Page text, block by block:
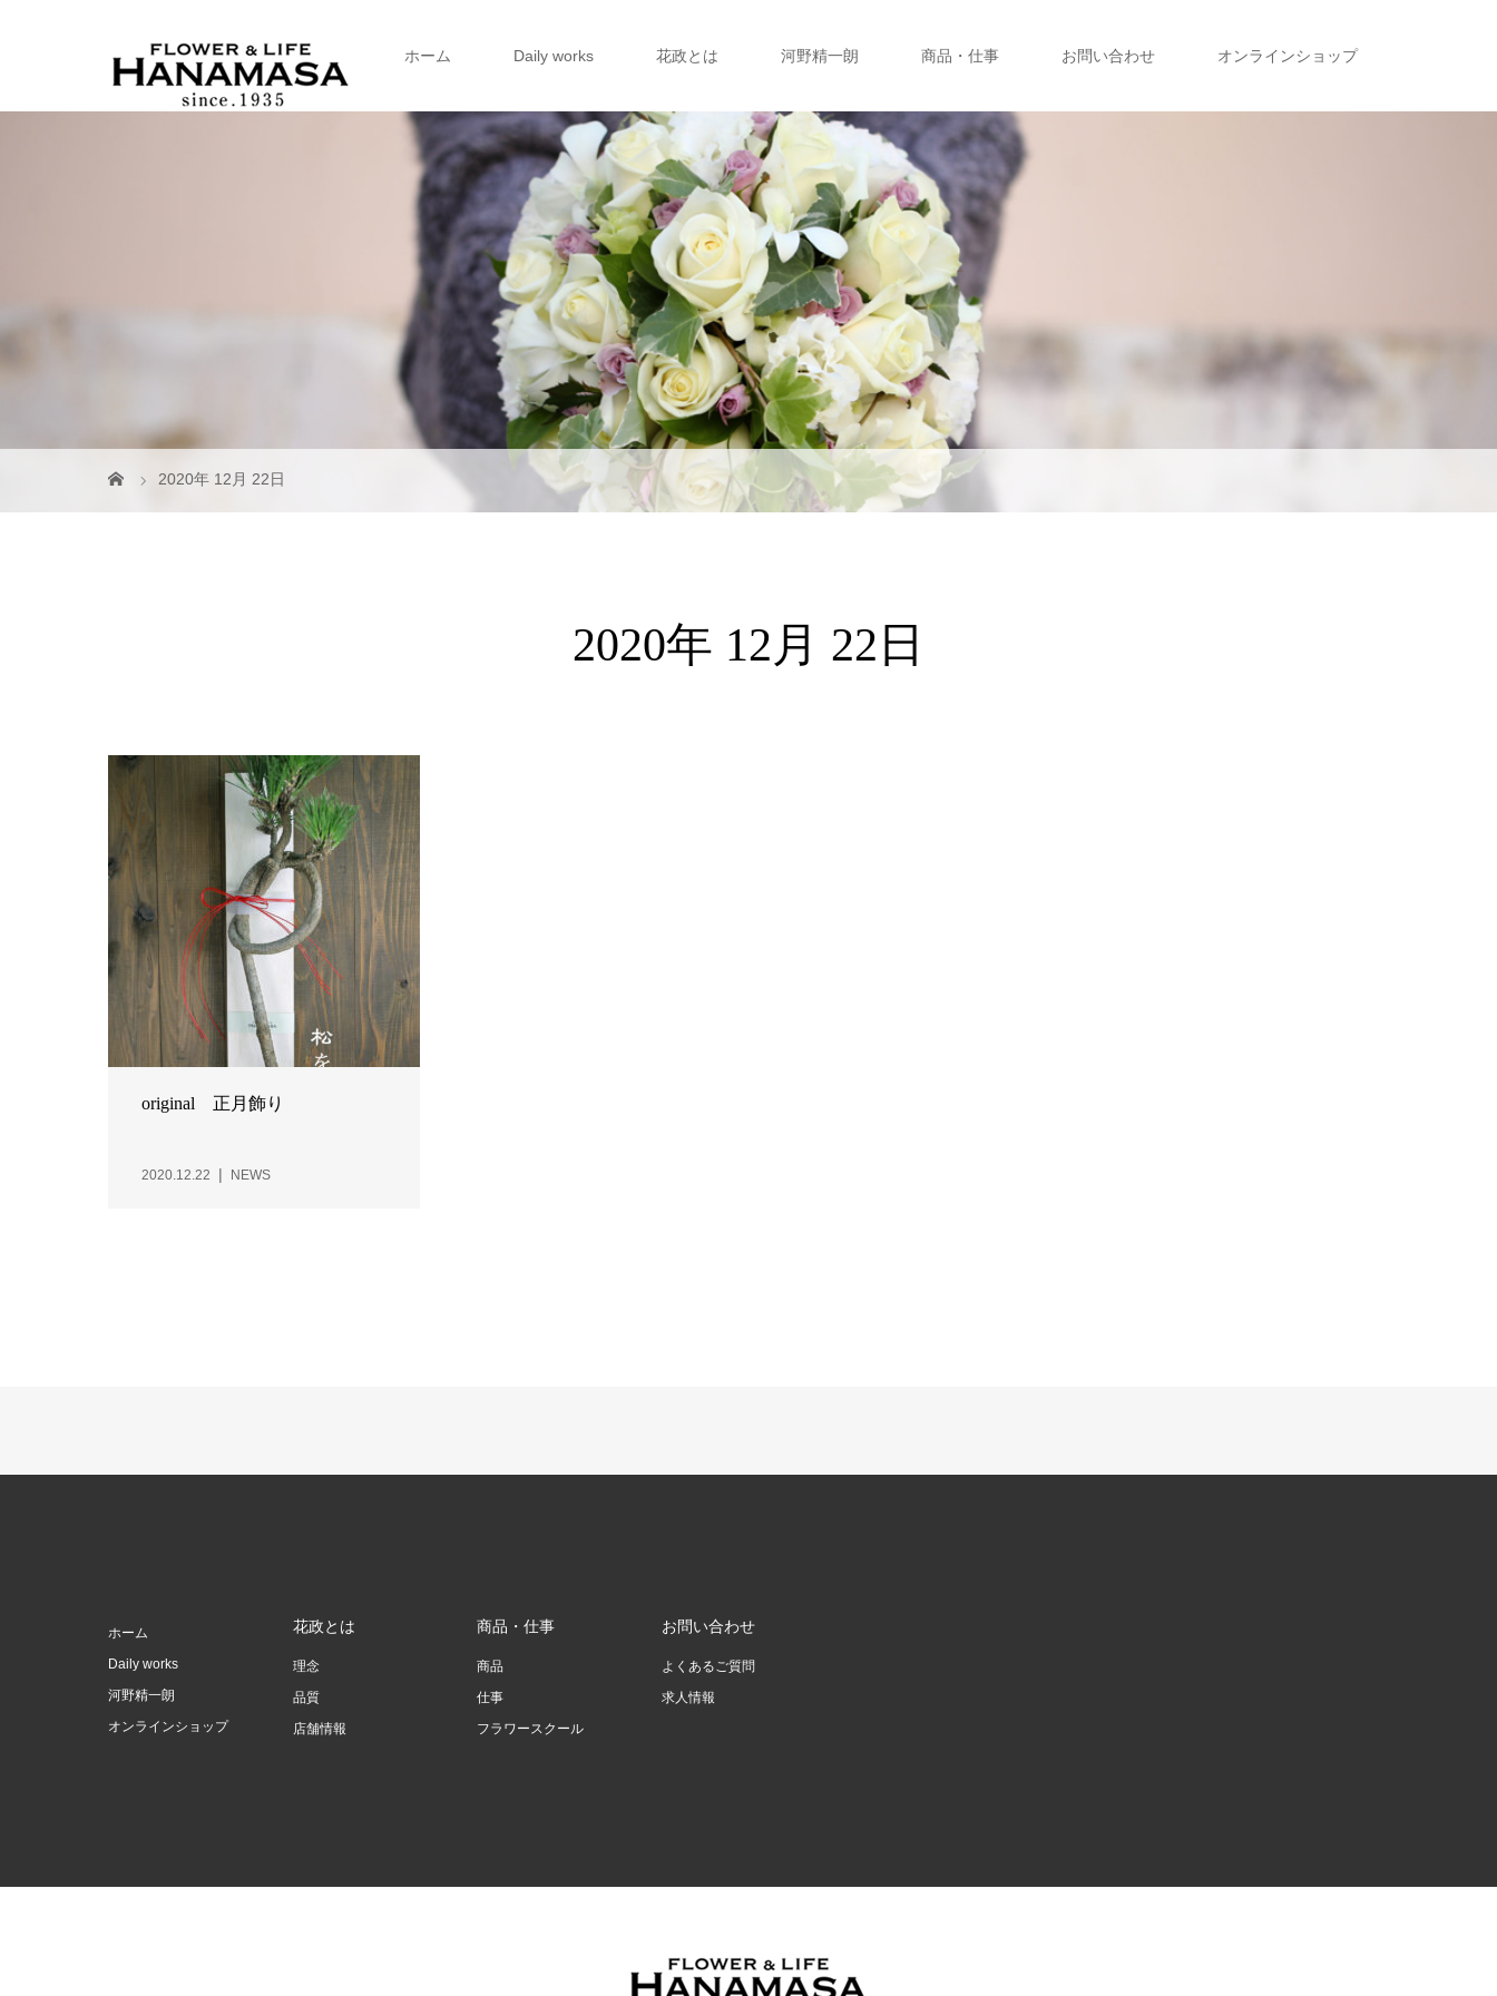
ホーム Daily works 花政とは 河野精一朗 商品・仕事 お問い合わせ オンラインショップ
2020年 12月 22日
2020年 12月 22日
original 正月飾り
2020.12.22 NEWS
ホーム
Daily works
河野精一朗
オンラインショップ
花政とは
理念
品質
店舗情報
商品・仕事
商品
仕事
フラワースクール
お問い合わせ
よくあるご質問
求人情報